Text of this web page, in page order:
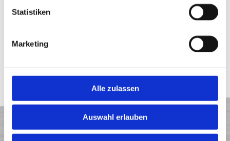
Statistiken
Marketing
Alle zulassen
Auswahl erlauben